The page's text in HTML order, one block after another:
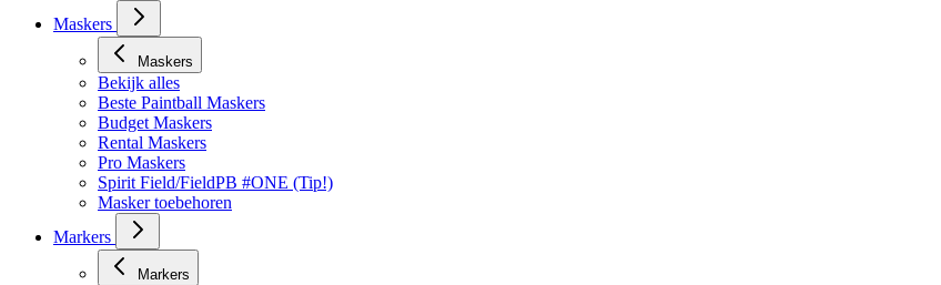
Maskers
Maskers
Bekijk alles
Beste Paintball Maskers
Budget Maskers
Rental Maskers
Pro Maskers
Spirit Field/FieldPB #ONE (Tip!)
Masker toebehoren
Markers
Markers